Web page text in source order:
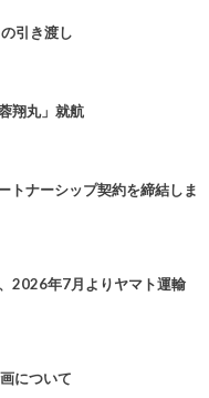
引き渡し
翔丸」就航
トナーシップ契約を締結しま
2026年7月よりヤマト運輸
について